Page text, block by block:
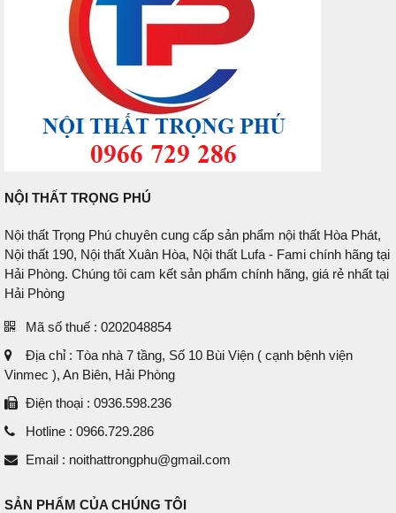
NỘI THẤT TRỌNG PHÚ
Nội thất Trọng Phú chuyên cung cấp sản phẩm nội thất Hòa Phát,
Nội thất 190, Nội thất Xuân Hòa, Nội thất Lufa - Fami chính hãng tại
Hải Phòng. Chúng tôi cam kết sản phẩm chính hãng, giá rẻ nhất tại
Hải Phòng
Mã số thuế : 0202048854
Địa chỉ : Tòa nhà 7 tầng, Số 10 Bùi Viện ( cạnh bệnh viện
Vinmec ), An Biên, Hải Phòng
Điện thoại : 0936.598.236
Hotline : 0966.729.286
Email : noithattrongphu@gmail.com
SẢN PHẨM CỦA CHÚNG TÔI